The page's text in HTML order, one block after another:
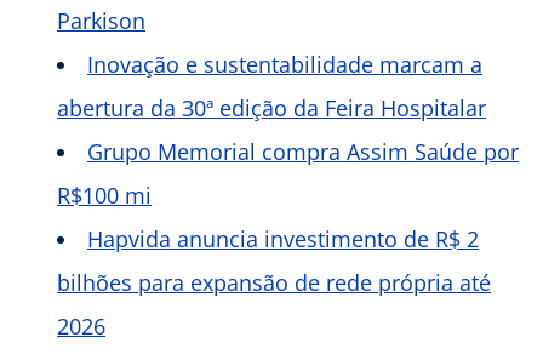
Parkison
Inovação e sustentabilidade marcam a
abertura da 30ª edição da Feira Hospitalar
Grupo Memorial compra Assim Saúde por
R$100 mi
Hapvida anuncia investimento de R$ 2
bilhões para expansão de rede própria até
2026